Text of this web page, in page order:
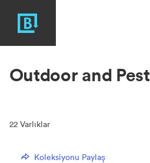
Outdoor and Pest
22 Varlıklar
Koleksiyonu Paylaş